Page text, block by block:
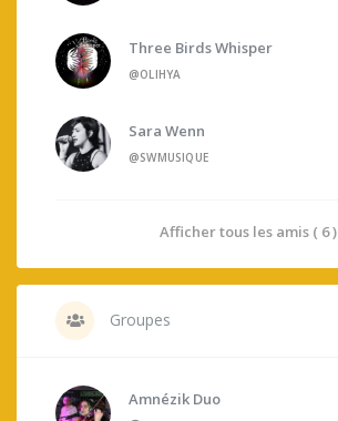
Three Birds Whisper
@OLIHYA
Sara Wenn
@SWMUSIQUE
Afficher tous les amis ( 6 )
Groupes
Amnézik Duo